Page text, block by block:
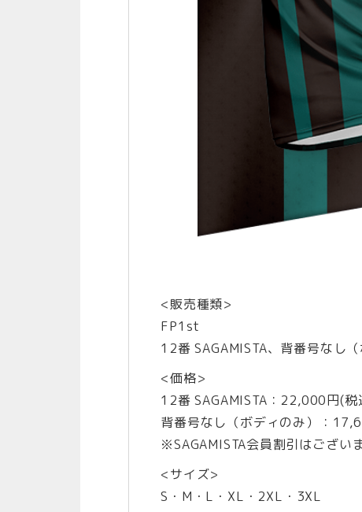
<販売種類>
FP1st
12番 SAGAMISTA、背番号なし（
<価格>
12番 SAGAMISTA：22,000円(税
背番号なし（ボディのみ）：
※SAGAMISTA会員割引はござい
<サイズ>
S・M・L・XL・2XL・3XL